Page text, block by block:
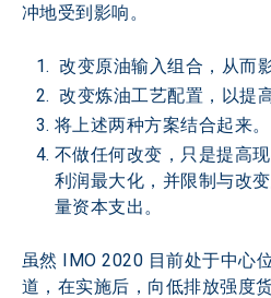
冲地受到影响。
改变原油输入组合，从而
改变炼油工艺配置，以提
将上述两种方案结合起来。
不做任何改变，只是提高
利润最大化，并限制与改
量资本支出。
虽然 IMO 2020 目前处于中心
道，在实施后，向低排放强度